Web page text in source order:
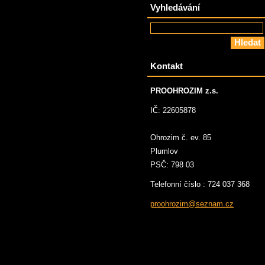
Vyhledávání
Kontakt
PROOHROZIM z.s.
IČ: 22605878
Ohrozim č. ev. 85
Plumlov
PSČ: 798 03
Telefonní číslo : 724 037 368
proohrozim@seznam.cz